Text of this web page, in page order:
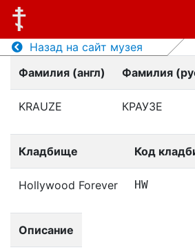
Назад на сайт музея
Фамилия (англ)
Фамилия
KRAUZE КРАУЗЕ
Кладбище Код
Hollywood Forever HW
Описание